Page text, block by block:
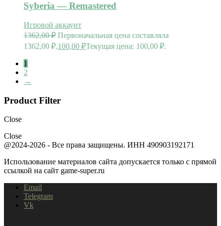
Syberia — Remastered
Игровой аккаунт
1362,00₽ Первоначальная цена составляла
1362,00 ₽.100,00 ₽Текущая цена: 100,00 ₽.
1
2
→
Product Filter
Close
Close
@2024-2026 - Все права защищены. ИНН 490903192171
Использование материалов сайта допускается только с прямой
ссылкой на сайт game-super.ru
Email
Telegram
Vk